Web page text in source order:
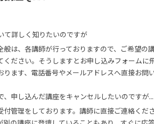
て詳しく知りたいのですが
般は、各講師が行っておりますので、ご希望
ください。そうしますとお申し込みフォーム
ります、電話番号やメールアドレスへ直接お問
、申し込んだ講座をキャンセルしたいのですが...
付管理をしております。講師に直接ご連絡く